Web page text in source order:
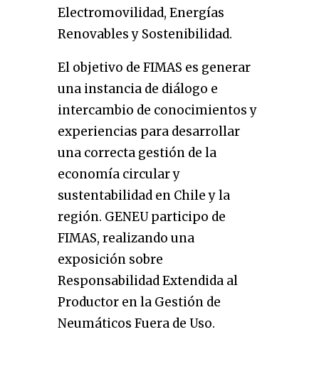
Electromovilidad, Energías
Renovables y Sostenibilidad.
El objetivo de FIMAS es generar
una instancia de diálogo e
intercambio de conocimientos y
experiencias para desarrollar
una correcta gestión de la
economía circular y
sustentabilidad en Chile y la
región. GENEU participo de
FIMAS, realizando una
exposición sobre
Responsabilidad Extendida al
Productor en la Gestión de
Neumáticos Fuera de Uso.